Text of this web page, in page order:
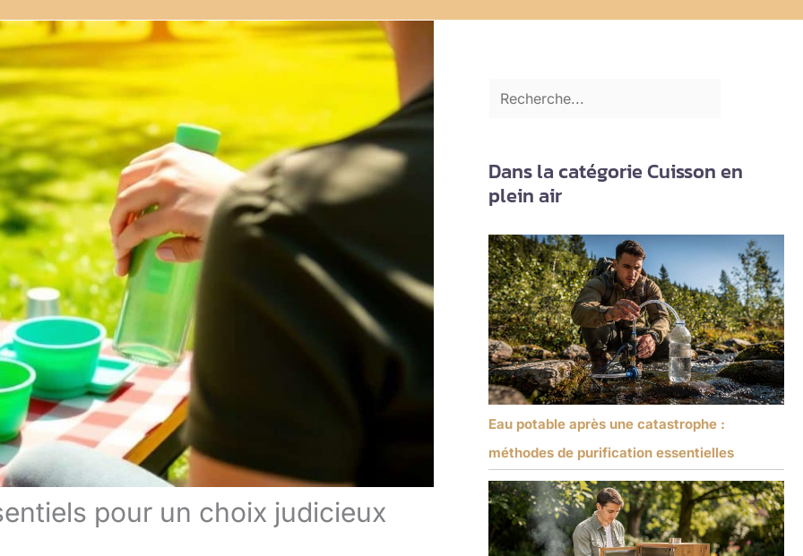
pour un choix judicieux
Dans la catégorie Cuisson en
plein air
Eau potable après une catastrophe :
méthodes de purification essentielles